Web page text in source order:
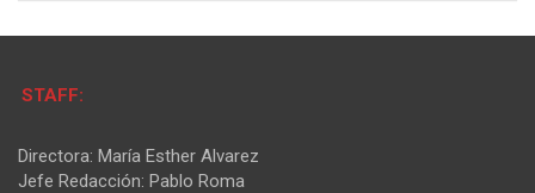
STAFF:
Directora: María Esther Alvarez
Jefe Redacción: Pablo Roma